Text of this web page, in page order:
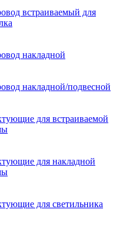
встраиваемый для
накладной
накладной/подвесной
для встраиваемой
для накладной
для светильника